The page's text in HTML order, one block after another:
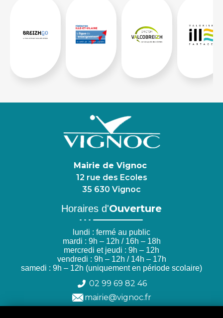
Mairie de Vignoc
12 rue des Ecoles
35 630 Vignoc
Horaires d'Ouverture
lundi : fermé au public
mardi : 9h – 12h / 16h – 18h
mercredi et jeudi : 9h – 12h
vendredi : 9h – 12h / 14h – 17h
samedi : 9h – 12h (uniquement en période scolaire)
02 99 69 82 46
mairie@vignoc.fr